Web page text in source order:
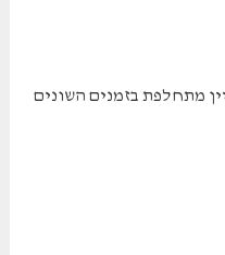
מתחלפת בזמנים השונים